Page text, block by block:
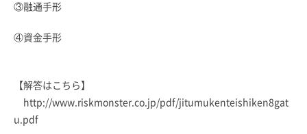
③融通手形
④資金手形
【解答はこちら】
http://www.riskmonster.co.jp/pdf/jitumukenteishiken8gat
u.pdf